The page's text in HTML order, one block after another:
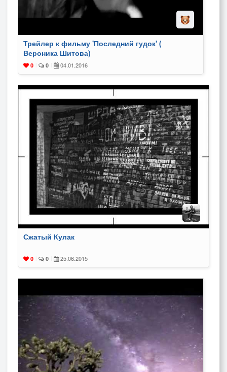
Трейлер к фильму 'Последний гудок' (
Вероника Шитова)
0 0 04.01.2016
Сжатый Кулак
0 0 25.06.2015